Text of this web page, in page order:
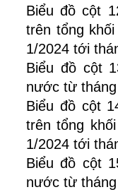
Biểu đồ cột
trên tổng
1/2024 tới
Biểu đồ cột
nước từ
Biểu đồ cột
trên tổng
1/2024 tới
Biểu đồ cột
nước từ